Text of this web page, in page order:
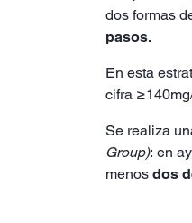
dos formas
pasos.
En esta
cifra
Se realiza
Group): en
menos dos